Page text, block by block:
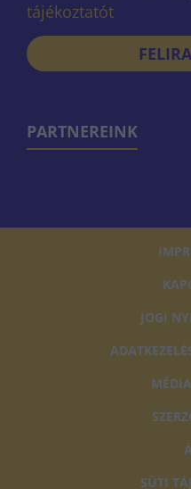
tájékoztatót
PARTNEREINK
JOGI
SÜTI